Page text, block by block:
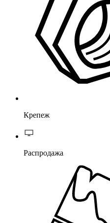
Крепеж
Распродажа